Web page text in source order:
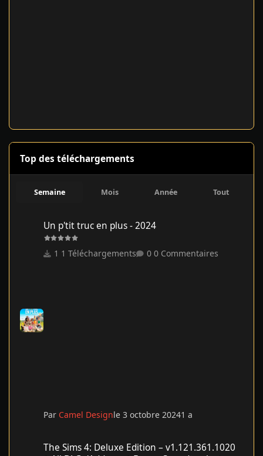
Top des téléchargements
Semaine Mois Année Tout
Un p'tit truc en plus - 2024
1 Téléchargements 0 Commentaires
Par Camel Designle 3 octobre 20241 a
The Sims 4: Deluxe Edition – v1.121.361.1020